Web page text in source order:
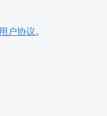
用户协议。